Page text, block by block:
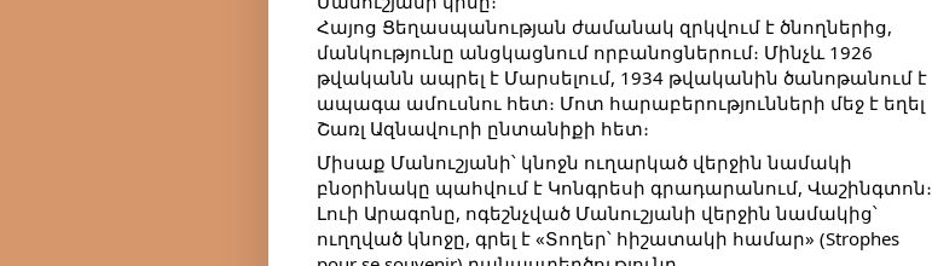
Հայոց Ցեղասպանության ժամանակ զրկվում է ծնողներից,
մանկությունը անցկացնում որբանոցներում։ Մինչև 1926
թվականն ապրել է Մարսելում, 1934 թվականին ծանոթանում է
ապագա ամուսնու հետ։ Մոտ հարաբերությունների մեջ է եղել
Շառլ Ազնավուրի ընտանիքի հետ։
Միսաք Մանուշյանի՝ կնոջն ուղարկած վերջին նամակի
բնօրինակը պահվում է Կոնգրեսի գրադարանում, Վաշինգտոն։
Լուի Արագոնը, ոգեշնչված Մանուշյանի վերջին նամակից՝
ուղղված կնոջը, գրել է «Տողեր՝ հիշատակի համար» (Strophes